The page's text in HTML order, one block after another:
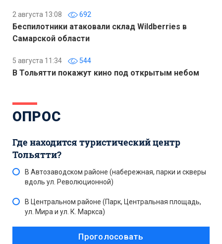
2 августа 13:08 692
Беспилотники атаковали склад Wildberries в
Самарской области
5 августа 11:34 544
В Тольятти покажут кино под открытым небом
ОПРОС
Где находится туристический центр
Тольятти?
В Автозаводском районе (набережная, парки и скверы
вдоль ул. Революционной)
В Центральном районе (Парк, Центральная площадь,
ул. Мира и ул. К. Маркса)